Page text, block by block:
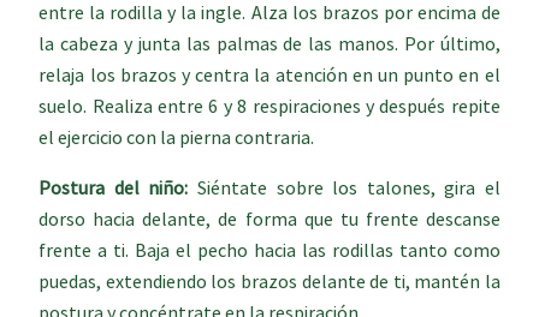
entre la rodilla y la ingle. Alza los brazos por encima de
la cabeza y junta las palmas de las manos. Por último,
relaja los brazos y centra la atención en un punto en el
suelo. Realiza entre 6 y 8 respiraciones y después repite
el ejercicio con la pierna contraria.
Postura del niño: Siéntate sobre los talones, gira el
dorso hacia delante, de forma que tu frente descanse
frente a ti. Baja el pecho hacia las rodillas tanto como
puedas, extendiendo los brazos delante de ti, mantén la